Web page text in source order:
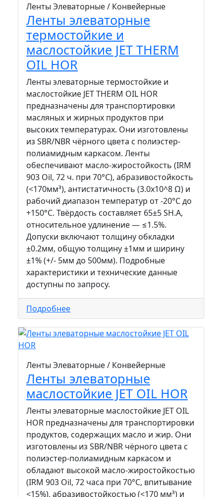
Ленты Элеваторные / Конвейерные
Ленты элеваторные
термостойкие и
маслостойкие JET THERM
OIL HOR
Ленты элеваторные термостойкие и
маслостойкие JET THERM OIL HOR
предназначены для транспортировки
масляных и жирных продуктов при
высоких температурах. Они изготовлены
из SBR/NBR чёрного цвета с полиэстер-
полиамидным каркасом. Ленты
обеспечивают масло-жиростойкость (IRM
903 Oil, 72 ч. при 70°C), абразивостойкость
(<170мм³), антистатичность (3.0x10^8 Ω) и
рабочий диапазон температур от -20°С до
+150°C. Твёрдость составляет 65±5 SH.A,
относительное удлинение — ≤1.5%.
Допуски включают толщину обкладки
±0.2мм, общую толщину ±1мм и ширину
±1% (+/- 5мм до 500мм). Подробные
характеристики и технические данные
доступны по запросу.
Подробнее
Ленты Элеваторные / Конвейерные
Ленты элеваторные
маслостойкие JET OIL HOR
Ленты элеваторные маслостойкие JET OIL
HOR предназначены для транспортировки
продуктов, содержащих масло и жир. Они
изготовлены из SBR/NBR чёрного цвета с
полиэстер-полиамидным каркасом и
обладают высокой масло-жиростойкостью
(IRM 903 Oil, 72 часа при 70°C, впитывание
<15%), абразивостойкостью (<170 мм³) и